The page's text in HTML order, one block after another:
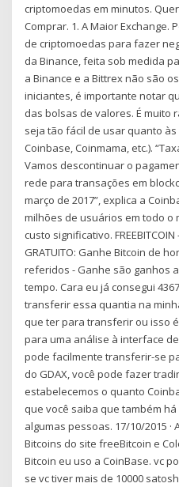
criptomoedas em minutos.
Comprar. 1. A Maior
de criptomoedas para fazer
da Binance, feita sob medida
a Binance e a Bittrex não são
iniciantes, é importante notar
das bolsas de valores. É muito
seja tão fácil de usar quanto
Coinbase, Coinmama, etc.).
Vamos descontinuar o
rede para transações em
março de 2017”, explica a
milhões de usuários em todo o
custo significativo.
GRATUITO: Ganhe Bitcoin de
referidos - Ganhe são ganhos
tempo. Cara eu já consegui
transferir essa quantia na
que ter para transferir ou isso
para uma análise à interface
pode facilmente transferir-se
do GDAX, você pode fazer
estabelecemos o quanto
que você saiba que também
algumas pessoas. 17/10/2015
Bitcoins do site freeBitcoin e
Bitcoin eu uso a CoinBase. vc
se vc tiver mais de 10000